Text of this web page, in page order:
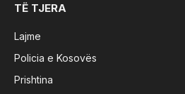
TË TJERA
Lajme
Policia e Kosovës
Prishtina